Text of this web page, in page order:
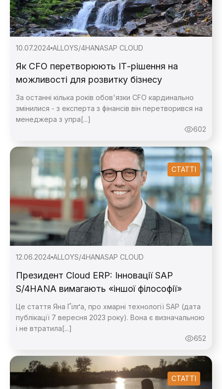
10.07.2024 ALLOYS/4HANASAP CLOUD
Як CFO перетворюють ІТ-рішення на
можливості для розвитку бізнесу
За останні кілька років обов'язки CFO кардинально
змінилися - з експерта з фінансів він перетворився на
менеджера з упра[...]
602
СТАТТІ
12.06.2024 ALLOYS/4HANASAP CLOUD
Президент Cloud ERP: Інновації SAP
S/4HANA вимагають «іншої філософії»
Це стаття Яна Ґілґа, про хмарні технології SAP (дата
публікації 7 вересня 2023 року). Вона є визначальною
і не втратила[...]
652
СТАТТІ
Зворотній зв'язок
Дякую, ваше
повідомлення надіслано.